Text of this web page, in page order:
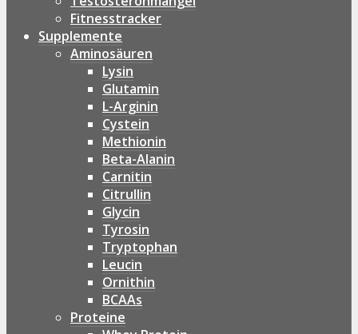
Fitnesstracker
Supplemente
Aminosäuren
Lysin
Glutamin
L-Arginin
Cystein
Methionin
Beta-Alanin
Carnitin
Citrullin
Glycin
Tyrosin
Tryptophan
Leucin
Ornithin
BCAAs
Proteine